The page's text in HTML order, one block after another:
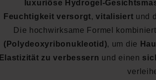
luxuriöse Hydrogel-
Feuchtigkeit versorgt,vitalisiert und
Die hochwirksame Formel kombiniert
(Polydeoxyribonukleotid), um die
Elastizität zu verbessern und einen